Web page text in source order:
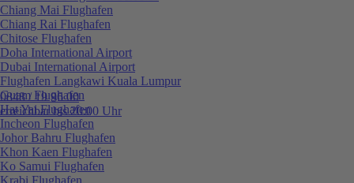
0848 / 19 96 00
erreichbar bis 20:00 Uhr
Chiang Mai Flughafen
Chiang Rai Flughafen
Chitose Flughafen
Doha International Airport
Dubai International Airport
Flughafen Langkawi Kuala Lumpur
Guam Flughafen
Hat Yai Flughafen
Incheon Flughafen
Johor Bahru Flughafen
Khon Kaen Flughafen
Ko Samui Flughafen
Krabi Flughafen